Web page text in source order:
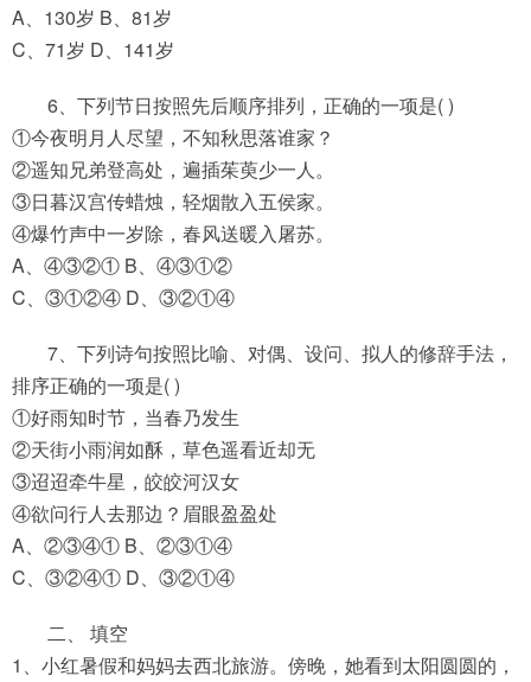
A、130岁 B、81岁
C、71岁 D、141岁
6、下列节日按照先后顺序排列，正确的一项是( )
①今夜明月人尽望，不知秋思落谁家？
②遥知兄弟登高处，遍插茱萸少一人。
③日暮汉宫传蜡烛，轻烟散入五侯家。
④爆竹声中一岁除，春风送暖入屠苏。
A、④③②① B、④③①②
C、③①②④ D、③②①④
7、下列诗句按照比喻、对偶、设问、拟人的修辞手法，
排序正确的一项是( )
①好雨知时节，当春乃发生
②天街小雨润如酥，草色遥看近却无
③迢迢牵牛星，皎皎河汉女
④欲问行人去那边？眉眼盈盈处
A、②③④① B、②③①④
C、③②④① D、③②①④
二、 填空
1、小红暑假和妈妈去西北旅游。傍晚，她看到太阳圆圆的，